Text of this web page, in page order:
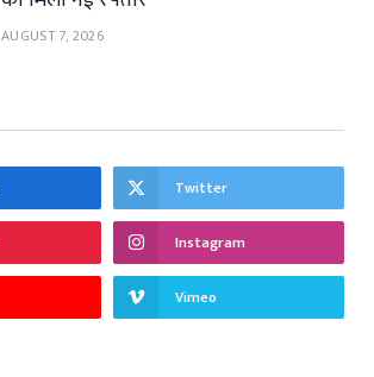
AUGUST 7, 2026
Twitter
Instagram
Vimeo